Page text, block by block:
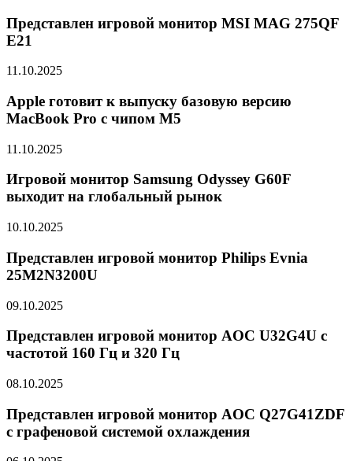
Представлен игровой монитор MSI MAG 275QF
E21
11.10.2025
Apple готовит к выпуску базовую версию
MacBook Pro с чипом M5
11.10.2025
Игровой монитор Samsung Odyssey G60F
выходит на глобальный рынок
10.10.2025
Представлен игровой монитор Philips Evnia
25M2N3200U
09.10.2025
Представлен игровой монитор AOC U32G4U с
частотой 160 Гц и 320 Гц
08.10.2025
Представлен игровой монитор AOC Q27G41ZDF
с графеновой системой охлаждения